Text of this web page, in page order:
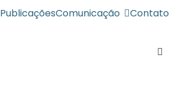
PublicaçõesComunicação Contato